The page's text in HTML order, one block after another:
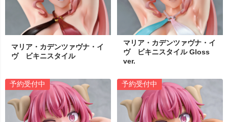
マリア・カデンツァヴナ・イ
ヴ ビキニスタイル
マリア・カデンツァヴナ・イ
ヴ ビキニスタイル Gloss
ver.
予約受付中 予約受付中